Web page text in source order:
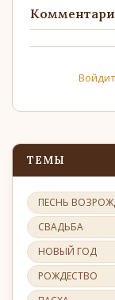
ТЕМЫ
ПЕСНЬ
СВАДЬБА
НОВЫЙ ГОД
РОЖДЕСТВО